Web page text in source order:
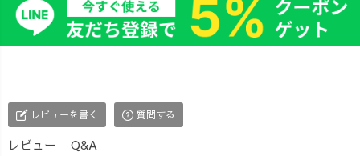
レビューを書く 質問する
レビュー Q&A